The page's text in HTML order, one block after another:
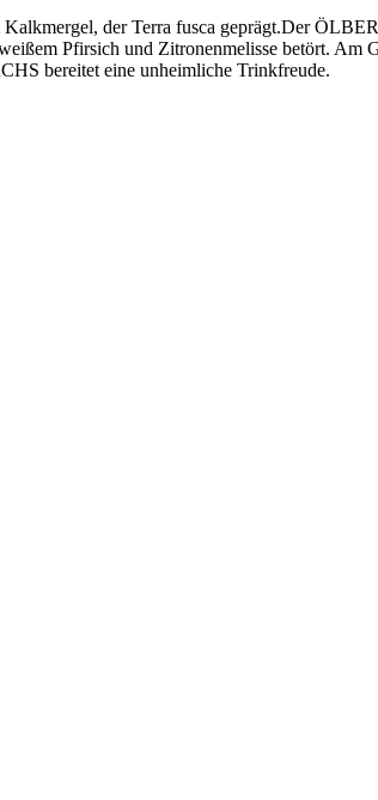
Kalkmergel, der Terra fusca geprägt.Der
Pfirsich und Zitronenmelisse betört. Am
bereitet eine unheimliche Trinkfreude.